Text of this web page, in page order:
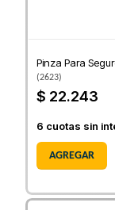
Pinza Para
(2623)
$ 22.243
6 cuotas sin
AGREGAR